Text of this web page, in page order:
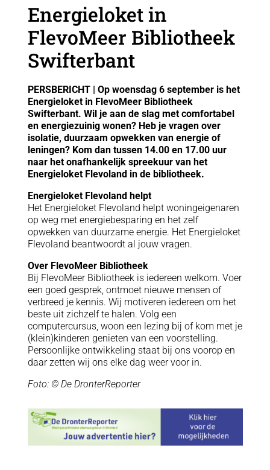
Energieloket in
FlevoMeer Bibliotheek
Swifterbant
PERSBERICHT | Op woensdag 6 september is het
Energieloket in FlevoMeer Bibliotheek
Swifterbant. Wil je aan de slag met comfortabel
en energiezuinig wonen? Heb je vragen over
isolatie, duurzaam opwekken van energie of
leningen? Kom dan tussen 14.00 en 17.00 uur
naar het onafhankelijk spreekuur van het
Energieloket Flevoland in de bibliotheek.
Energieloket Flevoland helpt
Het Energieloket Flevoland helpt woningeigenaren
op weg met energiebesparing en het zelf
opwekken van duurzame energie. Het Energieloket
Flevoland beantwoordt al jouw vragen.
Over FlevoMeer Bibliotheek
Bij FlevoMeer Bibliotheek is iedereen welkom. Voer
een goed gesprek, ontmoet nieuwe mensen of
verbreed je kennis. Wij motiveren iedereen om het
beste uit zichzelf te halen. Volg een
computercursus, woon een lezing bij of kom met je
(klein)kinderen genieten van een voorstelling.
Persoonlijke ontwikkeling staat bij ons voorop en
daar zetten wij ons elke dag weer voor in.
Foto: © De DronterReporter